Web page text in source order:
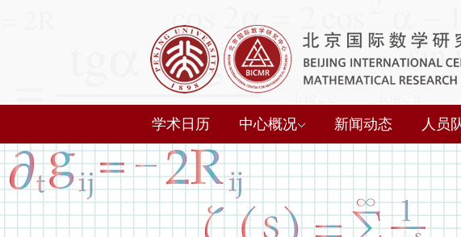
学术日历 中心概况 新闻动态 人员